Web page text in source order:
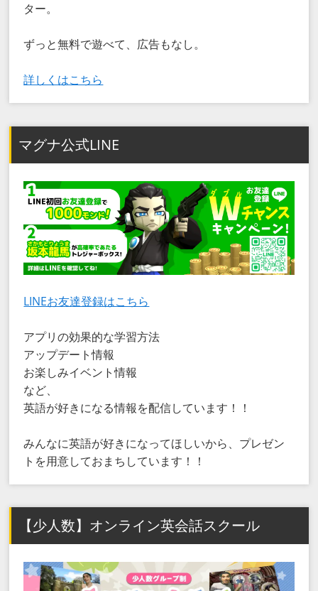
ター。
ずっと無料で遊べて、広告もなし。
詳しくはこちら
マグナ公式LINE
LINEお友達登録はこちら
アプリの効果的な学習方法
アップデート情報
お楽しみイベント情報
など、
英語が好きになる情報を配信しています！！
みんなに英語が好きになってほしいから、プレゼン
トを用意しておまちしています！！
【少人数】オンライン英会話スクール